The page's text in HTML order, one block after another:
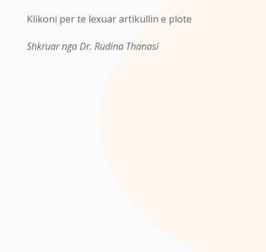
Klikoni per te lexuar artikullin e plote
Shkruar nga Dr. Rudina Thanasi